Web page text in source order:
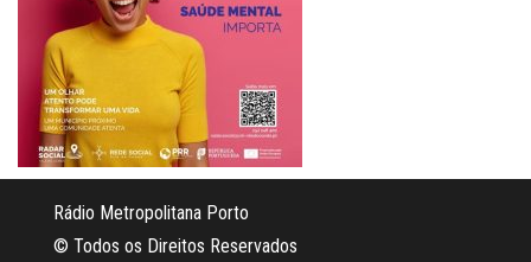
Rádio Metropolitana Porto
© Todos os Direitos Reservados